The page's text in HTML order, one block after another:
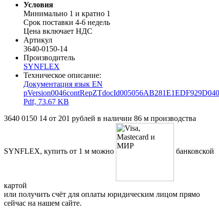
Условия
Минимально 1 и кратно 1
Срок поставки 4-6 недель
Цена включает НДС
Артикул
3640-0150-14
Производитель
SYNFLEX
Техническое описание:
Документация язык EN
Pdf, 73.67 KB
3640 0150 14 от 201 рублей в наличии 86 м производства
SYNFLEX, купить от 1 м можно банковской
картой
или получить счёт для оплаты юридическим лицом прямо
сейчас на нашем сайте.